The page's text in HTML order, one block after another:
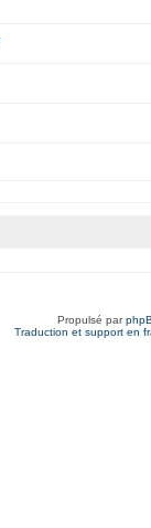
Propulsé par
Traduction et support en